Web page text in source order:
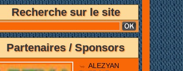
Recherche sur le site
Partenaires / Sponsors
ALEZYAN